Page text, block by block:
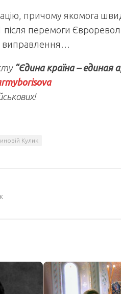
причому якомога
перемоги
виправлення…
“Єдина країна – единая
Кулик